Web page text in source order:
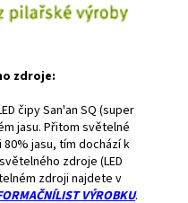
zdroje:
čipy San'an SQ (super
jasu. Přitom světelné
jasu, tím dochází k
zdroje (LED
zdroji najdete v
VÝROBKU.